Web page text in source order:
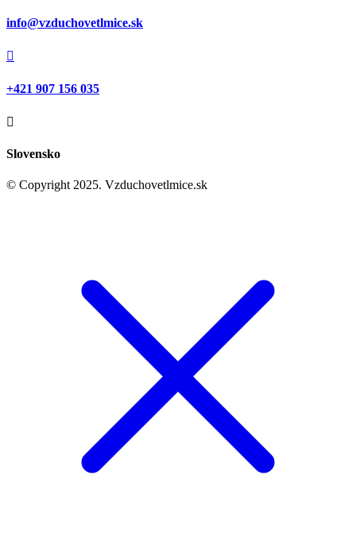
info@vzduchovetlmice.sk

+421 907 156 035

Slovensko
© Copyright 2025. Vzduchovetlmice.sk